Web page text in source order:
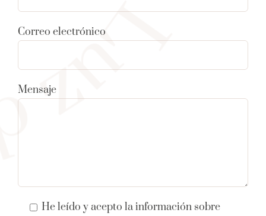
Correo electrónico
Mensaje
He leído y acepto la información sobre